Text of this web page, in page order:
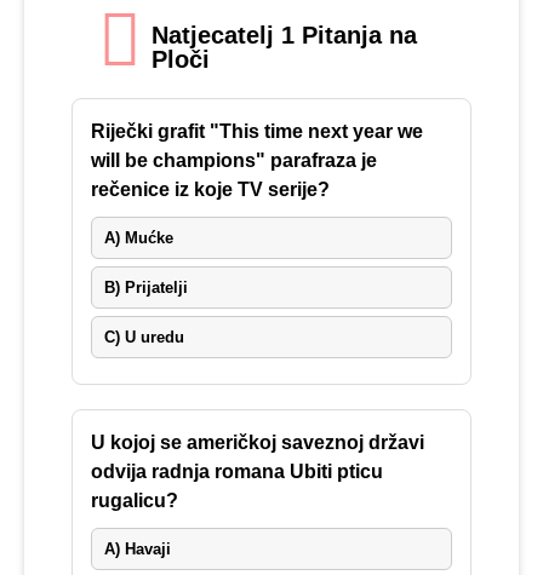
Natjecatelj 1 Pitanja na
Ploči
Riječki grafit "This time next year we
will be champions" parafraza je
rečenice iz koje TV serije?
A) Mućke
B) Prijatelji
C) U uredu
U kojoj se američkoj saveznoj državi
odvija radnja romana Ubiti pticu
rugalicu?
A) Havaji